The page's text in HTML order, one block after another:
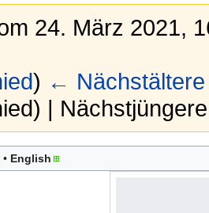
24. März 2021,
) ← Nächstältere
|
English